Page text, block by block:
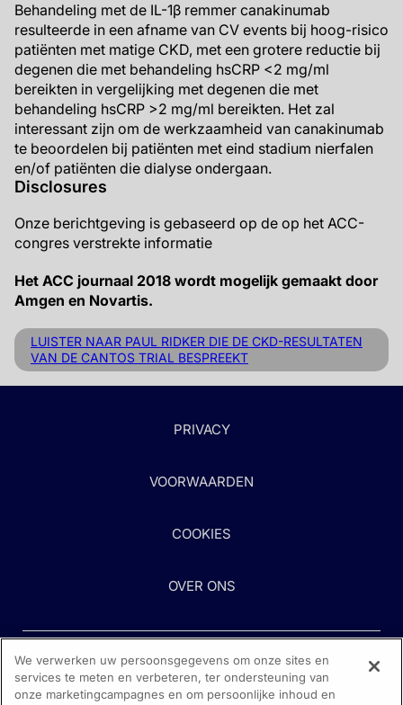
Behandeling met de IL-1β remmer canakinumab
resulteerde in een afname van CV events bij hoog-risico
patiënten met matige CKD, met een grotere reductie bij
degenen die met behandeling hsCRP <2 mg/ml
bereikten in vergelijking met degenen die met
behandeling hsCRP >2 mg/ml bereikten. Het zal
interessant zijn om de werkzaamheid van canakinumab
te beoordelen bij patiënten met eind stadium nierfalen
en/of patiënten die dialyse ondergaan.
Disclosures
Onze berichtgeving is gebaseerd op de op het ACC-
congres verstrekte informatie
Het ACC journaal 2018 wordt mogelijk gemaakt door
Amgen en Novartis.
LUISTER NAAR PAUL RIDKER DIE DE CKD-RESULTATEN
VAN DE CANTOS TRIAL BESPREEKT
PRIVACY
VOORWAARDEN
COOKIES
OVER ONS
We verwerken uw persoonsgegevens om onze sites en
services te meten en verbeteren, ter ondersteuning van
onze marketingcampagnes en om persoonlijke inhoud en